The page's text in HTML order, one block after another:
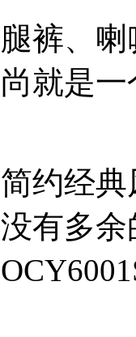
、喇
就是
经典
有多